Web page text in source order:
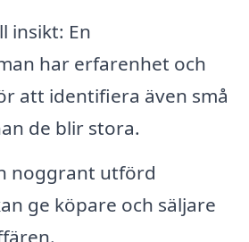
insikt: En
har erfarenhet och
att identifiera även små
de blir stora.
noggrant utförd
ge köpare och säljare